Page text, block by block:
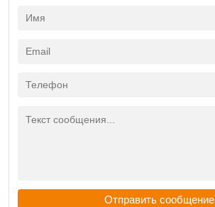
Отправить сообщение